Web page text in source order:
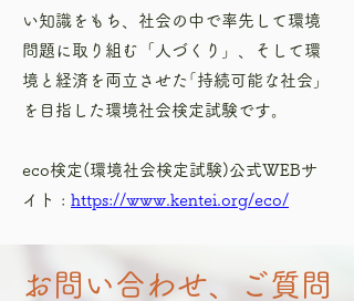
い知識をもち、社会の中で率先して環境
問題に取り組む「人づくり」、そして環
境と経済を両立させた｢持続可能な社会｣
を目指した環境社会検定試験です。
eco検定(環境社会検定試験)公式WEBサ
イト : https://www.kentei.org/eco/
お問い合わせ、ご質問